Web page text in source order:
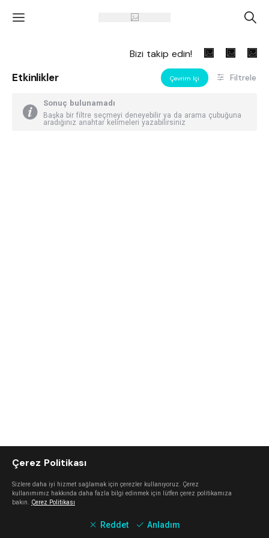
' A
Bizi takip edin!
Etkinlikler Çevrim Içi Filtrele
Sonuç bulunamadı
Başka bir filtre seçmeyi deneyebilir ya da arama çubuğuna
aradığınız anahtar kelimeleri yazabilirsiniz
Çerez Politikası
Sizlere daha iyi hizmet sağlamak için çerezler kullanıyoruz. Çerez
kullanımımız hakkında daha fazla bilgi edinmek için lütfen çerez politikamıza
bakın. Çerez Politikası
Reddet Anladım